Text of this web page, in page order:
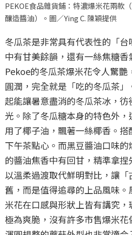
PEKOE食品雜貨鋪：特濃爆米花兩款
釀造醬油）。圖／Ying C. 陳穎提供
冬瓜茶是非常具有代表性的「
中有甘美餘韻，還有一絲焦糖
Pekoe的冬瓜茶爆米花令人驚艷
圓潤，完全就是「吃的冬瓜茶
起能讓暑意盡消的冬瓜茶冰，
光。除了冬瓜糖本身的特色外
用了椰子油，飄著一絲椰香。
下午茶點心。而黑豆醬油口味
的醬油焦香中有回甘，精準拿捏
以溫柔過渡取代鮮明對比，讓
舊，而是值得追尋的上品風味
米花在口感與形狀上皆有講究
極為爽脆，沒有許多市售爆米花